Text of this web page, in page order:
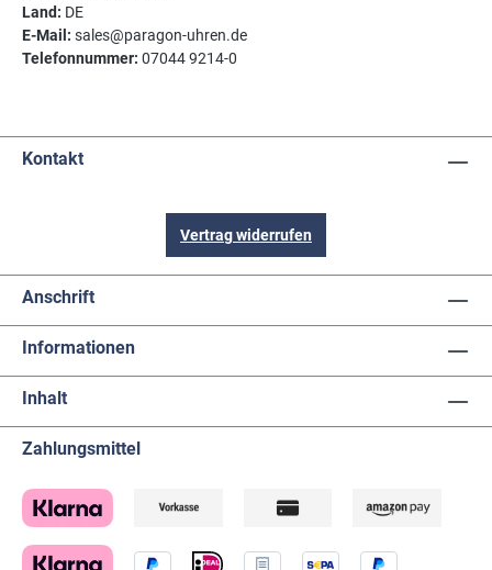
Land: DE
E-Mail: sales@paragon-uhren.de
Telefonnummer: 07044 9214-0
Kontakt
Vertrag widerrufen
Anschrift
Informationen
Inhalt
Zahlungsmittel